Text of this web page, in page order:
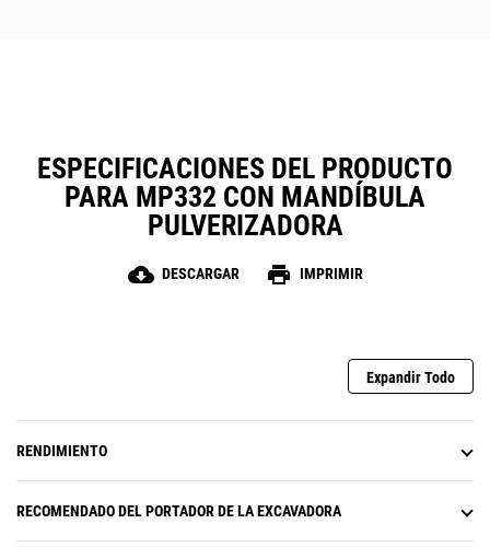
ESPECIFICACIONES DEL PRODUCTO
PARA MP332 CON MANDÍBULA
PULVERIZADORA
cloud_download DESCARGAR print IMPRIMIR
Expandir Todo
RENDIMIENTO
RECOMENDADO DEL PORTADOR DE LA EXCAVADORA